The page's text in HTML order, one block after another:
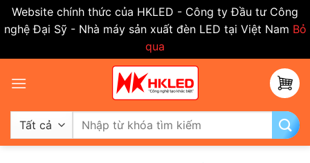
Website chính thức của HKLED - Công ty Đầu tư Công
nghệ Đại Sỹ - Nhà máy sản xuất đèn LED tại Việt Nam Bỏ
qua
qua
dung
Tìm
kiếm: